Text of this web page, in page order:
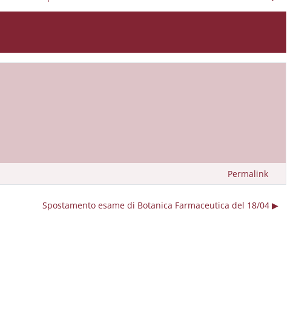
Permalink
Spostamento esame di Botanica Farmaceutica del 18/04 ▶︎